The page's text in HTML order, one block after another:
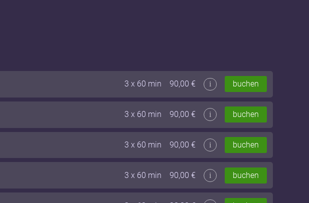
3 x 60 min 90,00 € i buchen
3 x 60 min 90,00 € i buchen
3 x 60 min 90,00 € i buchen
3 x 60 min 90,00 € i buchen